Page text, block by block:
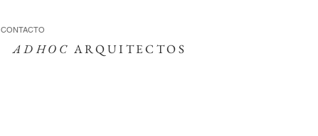
CONTACTO
AD HOC ARQUITECTOS